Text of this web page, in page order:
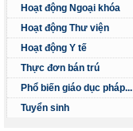
Hoạt động Ngoại khóa
Hoạt động Thư viện
Hoạt động Y tế
Thực đơn bán trú
Phổ biến giáo dục pháp...
Tuyển sinh